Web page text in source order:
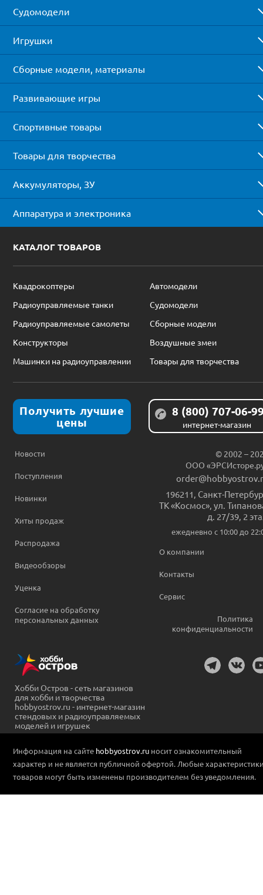
Судомодели
Игрушки
Сборные модели, материалы
Развивающие игры
Спортивные товары
Товары для творчества
Аккумуляторы, ЗУ
Аппаратура и электроника
КАТАЛОГ ТОВАРОВ
Квадрокоптеры
Автомодели
Радиоуправляемые танки
Судомодели
Радиоуправляемые самолеты
Сборные модели
Конструкторы
Воздушные змеи
Машинки на радиоуправлении
Товары для творчества
Получить лучшие
цены
8 (800) 707-06-
интернет-магазин
Новости
Поступления
Новинки
Хиты продаж
Распродажа
Видеообзоры
Уценка
Согласие на обработку
персональных данных
© 2002 –
ООО
196211 Санкт-
ТК «Космос», ул.
д. 27/39, 2
ежедневно c 10:00 до
О компании
Контакты
Сервис
Политика
конфиденциальности
Хобби Остров - сеть магазинов
для хобби и творчества
hobbyostrov.ru - интернет-магазин
стендовых и радиоуправляемых
моделей и игрушек
Информация на сайте hobbyostrov.ru носит ознакомительный
характер и не является публичной офертой. Любые
товаров могут быть изменены производителем без уведомления.